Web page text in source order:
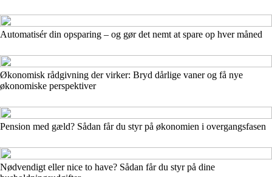
Automatisér din opsparing – og gør det nemt at spare op hver måned
Økonomisk rådgivning der virker: Bryd dårlige vaner og få nye
økonomiske perspektiver
Pension med gæld? Sådan får du styr på økonomien i overgangsfasen
Nødvendigt eller nice to have? Sådan får du styr på dine